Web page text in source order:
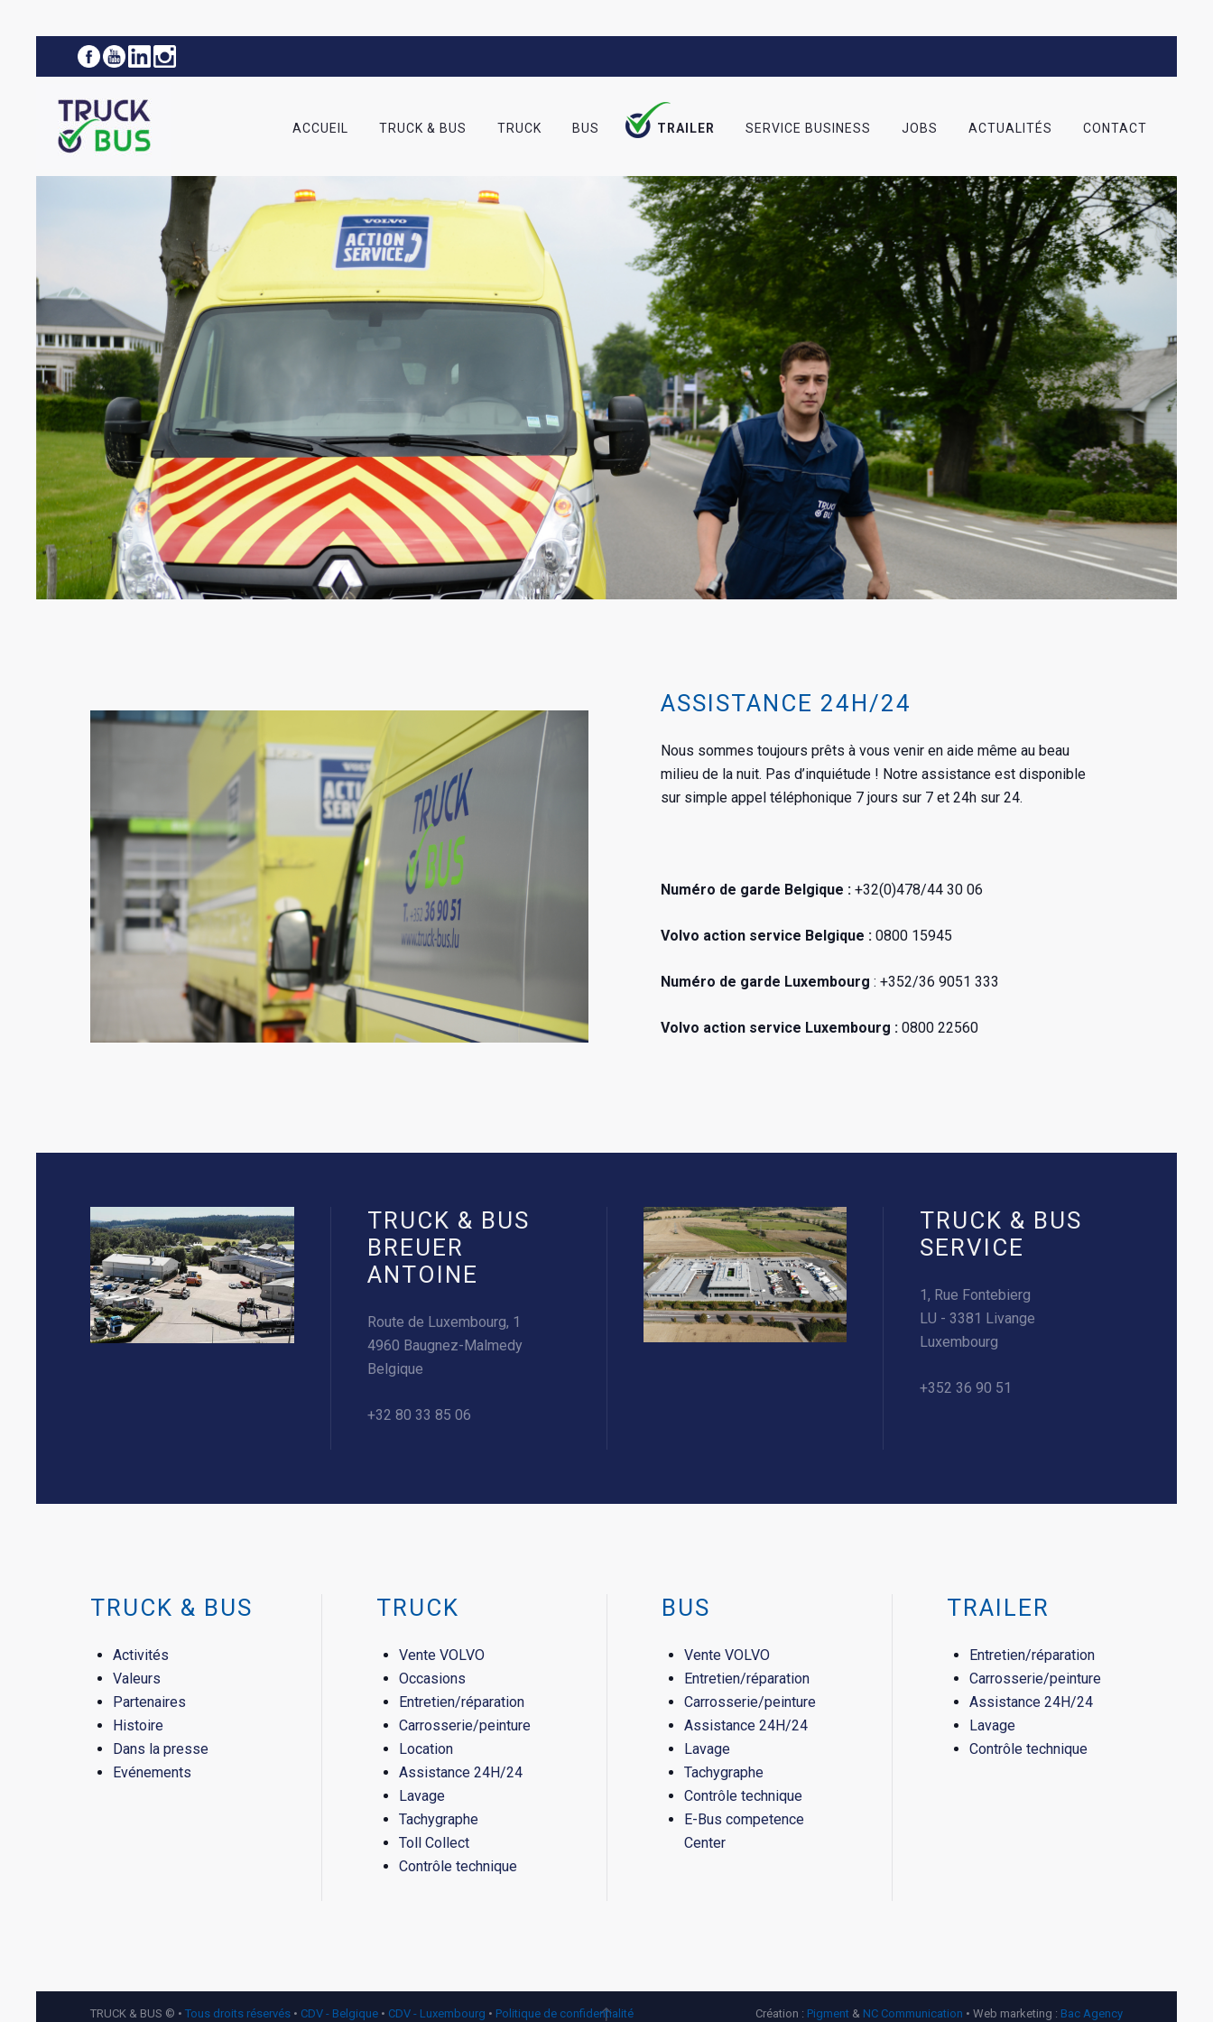
ACCUEIL TRUCK & BUS TRUCK BUS TRAILER SERVICE BUSINESS JOBS ACTUALITÉS CONTACT
ASSISTANCE 24H/24
Nous sommes toujours prêts à vous venir en aide même au beau
milieu de la nuit. Pas d’inquiétude ! Notre assistance est disponible
sur simple appel téléphonique 7 jours sur 7 et 24h sur 24.
Numéro de garde Belgique : +32(0)478/44 30 06
Volvo action service Belgique : 0800 15945
Numéro de garde Luxembourg : +352/36 9051 333
Volvo action service Luxembourg : 0800 22560
TRUCK & BUS
BREUER
ANTOINE
Route de Luxembourg, 1
4960 Baugnez-Malmedy
Belgique
+32 80 33 85 06
TRUCK & BUS
SERVICE
1, Rue Fontebierg
LU - 3381 Livange
Luxembourg
+352 36 90 51
TRUCK & BUS
Activités
Valeurs
Partenaires
Histoire
Dans la presse
Evénements
TRUCK
Vente VOLVO
Occasions
Entretien/réparation
Carrosserie/peinture
Location
Assistance 24H/24
Lavage
Tachygraphe
Toll Collect
Contrôle technique
BUS
Vente VOLVO
Entretien/réparation
Carrosserie/peinture
Assistance 24H/24
Lavage
Tachygraphe
Contrôle technique
E-Bus competence
Center
TRAILER
Entretien/réparation
Carrosserie/peinture
Assistance 24H/24
Lavage
Contrôle technique
TRUCK & BUS © • Tous droits réservés • CDV - Belgique • CDV - Luxembourg • Politique de confidentialité Création : Pigment & NC Communication • Web marketing : Bac Agency